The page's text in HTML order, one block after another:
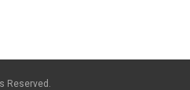
Reserved.